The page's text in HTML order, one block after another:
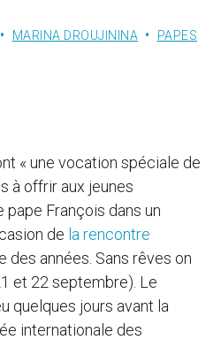
MARINA DROUJININA PAPES
« une vocation spéciale de
à offrir aux jeunes
pape François dans un
de la rencontre
des années. Sans rêves on
et 22 septembre). Le
quelques jours avant la
internationale des